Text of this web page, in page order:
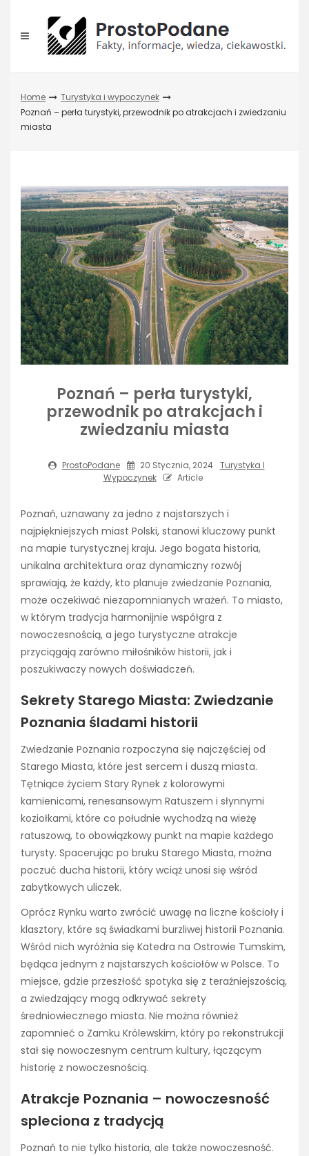
content
Home
Turystyka i wypoczynek
Poznań – perła turystyki, przewodnik po atrakcjach i zwiedzaniu
miasta
Poznań – perła turystyki,
przewodnik po atrakcjach i
zwiedzaniu miasta
ProstoPodane 20 Stycznia, 2024
Turystyka I
Wypoczynek
Article
Poznań, uznawany za jedno z najstarszych i
najpiękniejszych miast Polski, stanowi kluczowy punkt
na mapie turystycznej kraju. Jego bogata historia,
unikalna architektura oraz dynamiczny rozwój
sprawiają, że każdy, kto planuje zwiedzanie Poznania,
może oczekiwać niezapomnianych wrażeń. To miasto,
w którym tradycja harmonijnie współgra z
nowoczesnością, a jego turystyczne atrakcje
przyciągają zarówno miłośników historii, jak i
poszukiwaczy nowych doświadczeń.
Sekrety Starego Miasta: Zwiedzanie
Poznania śladami historii
Zwiedzanie Poznania rozpoczyna się najczęściej od
Starego Miasta, które jest sercem i duszą miasta.
Tętniące życiem Stary Rynek z kolorowymi
kamienicami, renesansowym Ratuszem i słynnymi
koziołkami, które co południe wychodzą na wieżę
ratuszową, to obowiązkowy punkt na mapie każdego
turysty. Spacerując po bruku Starego Miasta, można
poczuć ducha historii, który wciąż unosi się wśród
zabytkowych uliczek.
Oprócz Rynku warto zwrócić uwagę na liczne kościoły i
klasztory, które są świadkami burzliwej historii Poznania.
Wśród nich wyróżnia się Katedra na Ostrowie Tumskim,
będąca jednym z najstarszych kościołów w Polsce. To
miejsce, gdzie przeszłość spotyka się z teraźniejszością,
a zwiedzający mogą odkrywać sekrety
średniowiecznego miasta. Nie można również
zapomnieć o Zamku Królewskim, który po rekonstrukcji
stał się nowoczesnym centrum kultury, łączącym
historię z nowoczesnością.
Atrakcje Poznania – nowoczesność
spleciona z tradycją
Poznań to nie tylko historia, ale także nowoczesność.